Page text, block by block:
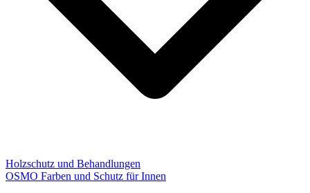
Holzschutz und Behandlungen
OSMO Farben und Schutz für Innen